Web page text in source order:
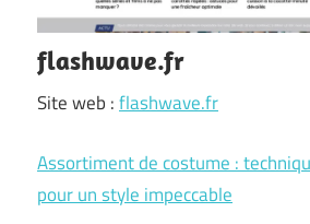
flashwave.fr
Site web :flashwave.fr
Assortiment de costume :
pour un style impeccable